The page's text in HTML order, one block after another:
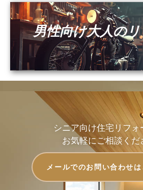
男性向け大人の
シニア向け住宅リフォ
お気軽にご相談くだ
メールでのお問い合わせ